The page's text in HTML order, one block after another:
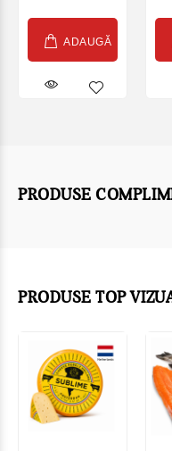
ADAUGĂ
PRODUSE
PRODUSE TOP